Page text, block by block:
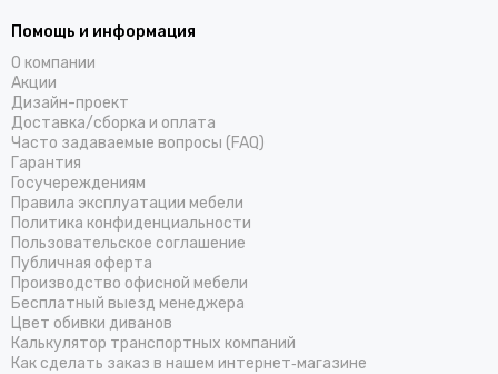
Помощь и информация
О компании
Акции
Дизайн-проект
Доставка/cборка и оплата
Часто задаваемые вопросы (FAQ)
Гарантия
Госучереждениям
Правила эксплуатации мебели
Политика конфиденциальности
Пользовательское соглашение
Публичная оферта
Производство офисной мебели
Бесплатный выезд менеджера
Цвет обивки диванов
Калькулятор транспортных компаний
Как сделать заказ в нашем интернет‑магазине